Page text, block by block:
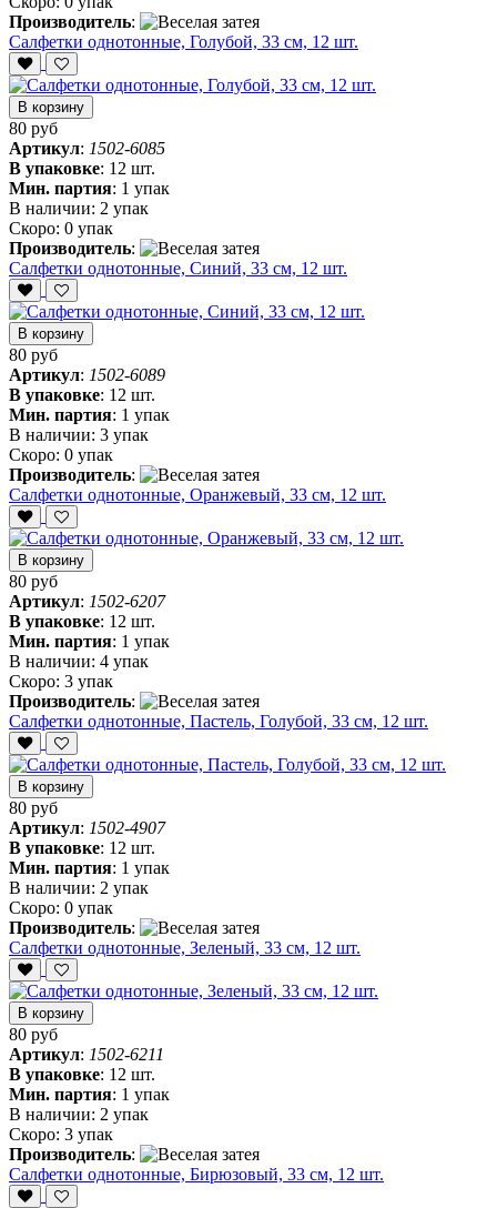
Производитель:
Салфетки однотонные, Голубой, 33 см, 12 шт.
В корзину
80 руб
Артикул: 1502-6085
В упаковке: 12 шт.
Мин. партия: 1 упак
В наличии: 2 упак
Скоро: 0 упак
Производитель:
Салфетки однотонные, Синий, 33 см, 12 шт.
В корзину
80 руб
Артикул: 1502-6089
В упаковке: 12 шт.
Мин. партия: 1 упак
В наличии: 3 упак
Скоро: 0 упак
Производитель:
Салфетки однотонные, Оранжевый, 33 см, 12 шт.
В корзину
80 руб
Артикул: 1502-6207
В упаковке: 12 шт.
Мин. партия: 1 упак
В наличии: 4 упак
Скоро: 3 упак
Производитель:
Салфетки однотонные, Пастель, Голубой, 33 см, 12 шт.
В корзину
80 руб
Артикул: 1502-4907
В упаковке: 12 шт.
Мин. партия: 1 упак
В наличии: 2 упак
Скоро: 0 упак
Производитель:
Салфетки однотонные, Зеленый, 33 см, 12 шт.
В корзину
80 руб
Артикул: 1502-6211
В упаковке: 12 шт.
Мин. партия: 1 упак
В наличии: 2 упак
Скоро: 3 упак
Производитель:
Салфетки однотонные, Бирюзовый, 33 см, 12 шт.